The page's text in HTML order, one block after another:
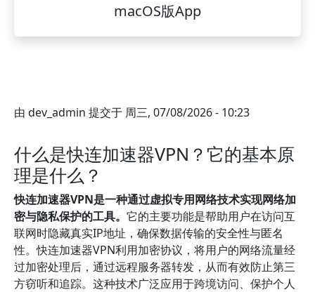
macOS版App
由 dev_admin 提交于 周三, 07/08/2026 - 10:23
什么是快连加速器VPN？它的基本原
理是什么？
快连加速器VPN是一种通过虚拟专用网络技术实现网络加
密与隐私保护的工具。 它的主要功能是帮助用户在访问互
联网时隐藏真实IP地址，确保数据传输的安全性与匿名
性。快连加速器VPN利用加密协议，将用户的网络流量经
过加密处理后，通过远程服务器转发，从而有效防止第三
方窃听和追踪。这种技术广泛应用于跨境访问、保护个人